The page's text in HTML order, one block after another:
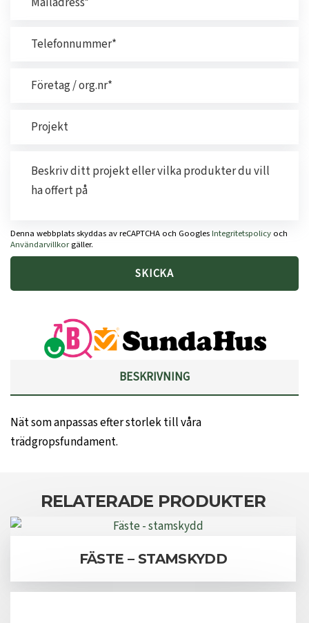
Denna webbplats skyddas av reCAPTCHA och GooglesIntegritetspolicy och
Användarvillkorgäller.
BESKRIVNING
Nät som anpassas efter storlek till våra
trädgropsfundament.
RELATERADE PRODUKTER
FÄSTE – STAMSKYDD